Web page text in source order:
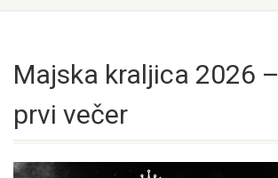
Majska kraljica 2026 –
prvi večer